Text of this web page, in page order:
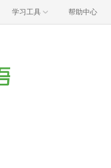
学习工具 帮助中心